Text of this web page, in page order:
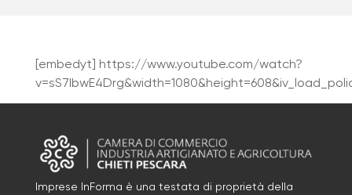
[embedyt] https://www.youtube.com/watch?
Imprese InForma è una testata di proprietà della